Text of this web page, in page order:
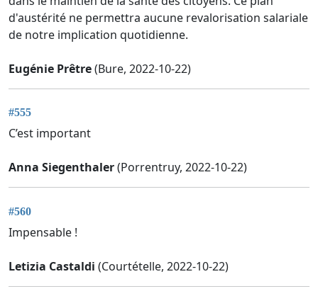
d'austérité ne permettra aucune revalorisation salariale
de notre implication quotidienne.
Eugénie Prêtre(Bure, 2022-10-22)
#555
C’est important
Anna Siegenthaler(Porrentruy, 2022-10-22)
#560
Impensable !
Letizia Castaldi (Courtételle, 2022-10-22)